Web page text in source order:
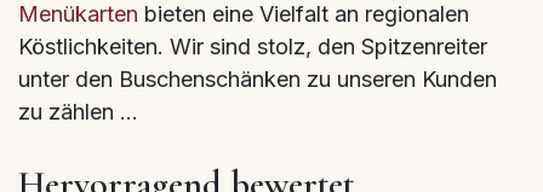
Menükarten bieten eine Vielfalt an regionalen
Köstlichkeiten. Wir sind stolz, den Spitzenreiter
unter den Buschenschänken zu unseren Kunden
zu zählen …